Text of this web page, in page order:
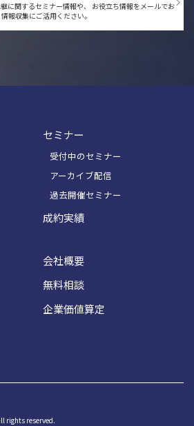
に関するセミナー情報や、
お役立ち情報をメールでお
情報収集にご活用ください。
セミナー
受付中のセミナー
アーカイブ配信
過去開催セミナー
成約実績
会社概要
無料相談
企業価値算定
rights reserved.